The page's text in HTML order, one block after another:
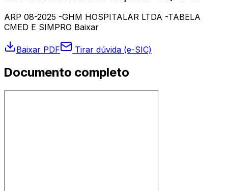
ARP 08-2025 -GHM HOSPITALAR LTDA -TABELA
CMED E SIMPRO Baixar
Baixar PDF Tirar dúvida (e-SIC)
Documento completo